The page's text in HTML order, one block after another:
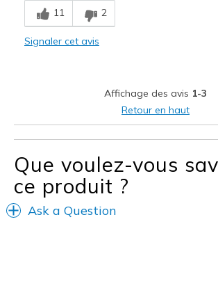
Comfortable
Feels true to width
Sizing
Feels true to size
View On Shoes
Shoes are for Wearing
11 2
Signaler cet avis
Affichage des avis 1-3
Retour en haut
Que voulez-vous
ce produit ?
Ask a Question